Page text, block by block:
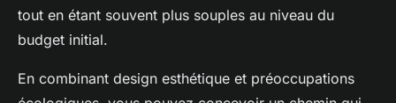
tout en étant souvent plus souples au niveau du
budget initial.
En combinant design esthétique et préoccupations